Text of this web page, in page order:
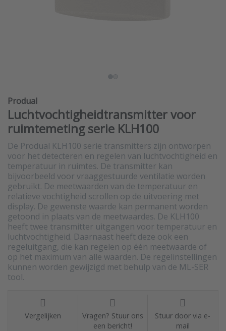
Produal
Luchtvochtigheidtransmitter voor
ruimtemeting serie KLH100
De Produal KLH100 serie transmitters zijn ontworpen
voor het detecteren en regelen van luchtvochtigheid en
temperatuur in ruimtes. De transmitter kan
bijvoorbeeld voor vraaggestuurde ventilatie worden
gebruikt. De meetwaarden van de temperatuur en
relatieve vochtigheid scrollen op de uitvoering met
display. De gewenste waarde kan permanent worden
getoond in plaats van de meetwaardes. De KLH100
heeft twee transmitter uitgangen voor temperatuur en
luchtvochtigheid. Daarnaast heeft deze ook een
regeluitgang, die kan regelen op één meetwaarde of
op het maximum van alle waarden. De regelinstellingen
kunnen worden gewijzigd met behulp van de ML-SER
tool.
Vergelijken
Vragen? Stuur ons
een bericht!
Stuur door via e-
mail